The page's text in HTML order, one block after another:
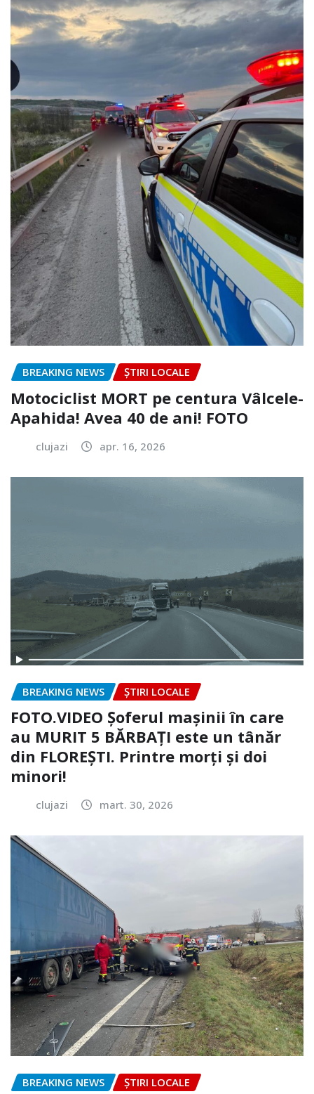
BREAKING NEWS ȘTIRI LOCALE
Motociclist MORT pe centura Vâlcele-
Apahida! Avea 40 de ani! FOTO
clujazi apr. 16, 2026
BREAKING NEWS ȘTIRI LOCALE
FOTO.VIDEO Șoferul mașinii în care
au MURIT 5 BĂRBAȚI este un tânăr
din FLOREȘTI. Printre morți și doi
minori!
clujazi mart. 30, 2026
BREAKING NEWS ȘTIRI LOCALE